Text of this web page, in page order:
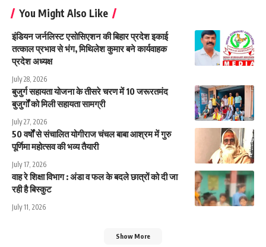
You Might Also Like
इंडियन जर्नलिस्ट एसोसिएशन की बिहार प्रदेश इकाई
तत्काल प्रभाव से भंग, मिथिलेश कुमार बने कार्यवाहक
प्रदेश अध्यक्ष
July 28, 2026
बुजुर्ग सहायता योजना के तीसरे चरण में 10 जरूरतमंद
बुजुर्गों को मिली सहायता सामग्री
July 27, 2026
50 वर्षों से संचालित योगीराज चंचल बाबा आश्रम में गुरु
पूर्णिमा महोत्सव की भव्य तैयारी
July 17, 2026
वाह रे शिक्षा विभाग : अंडा व फल के बदले छात्रों को दी जा
रही है बिस्कुट
July 11, 2026
Show More